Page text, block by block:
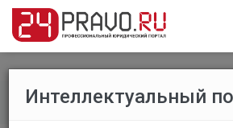
Все публикации / Без указания
Интеллектуальный